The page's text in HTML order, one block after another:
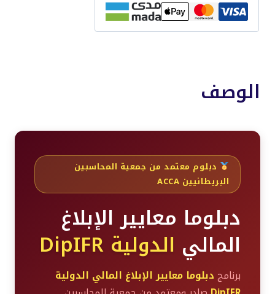
الابلاغ
المالي
الدولية
الوصف
دبلوم معتمد من جمعية المحاسبين
البريطانيين ACCA
دبلوما معايير الإبلاغ
المالي الدولية DipIFR
برنامج دبلوما معايير الإبلاغ المالي الدولية